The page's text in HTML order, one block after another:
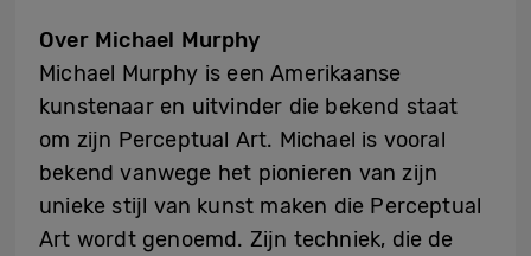
Over Michael Murphy
Michael Murphy is een Amerikaanse
kunstenaar en uitvinder die bekend staat
om zijn Perceptual Art. Michael is vooral
bekend vanwege het pionieren van zijn
unieke stijl van kunst maken die Perceptual
Art wordt genoemd. Zijn techniek, die de